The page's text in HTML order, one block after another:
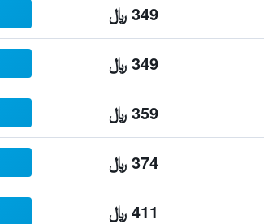
349 ﷼
349 ﷼
359 ﷼
374 ﷼
411 ﷼